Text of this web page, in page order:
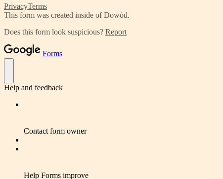
PrivacyTerms
This form was created inside of Dowód.
Does this form look suspicious? Report
Forms
Help and feedback
Contact form owner
Help Forms improve